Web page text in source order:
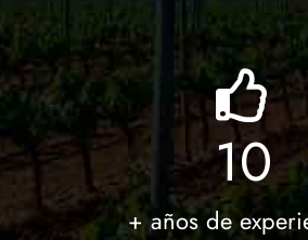
10
+ años de